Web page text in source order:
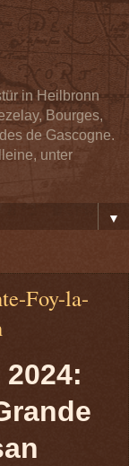
in Heilbronn
Bourges,
de Gascogne.
unter
▼
Foy-la-